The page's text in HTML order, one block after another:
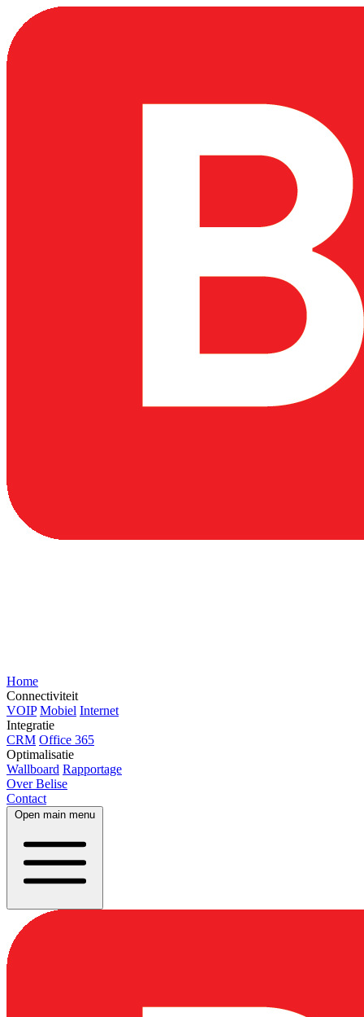
Home
Connectiviteit
VOIP Mobiel Internet
Integratie
CRM Office 365
Optimalisatie
Wallboard Rapportage
Over Belise
Contact
Open main menu